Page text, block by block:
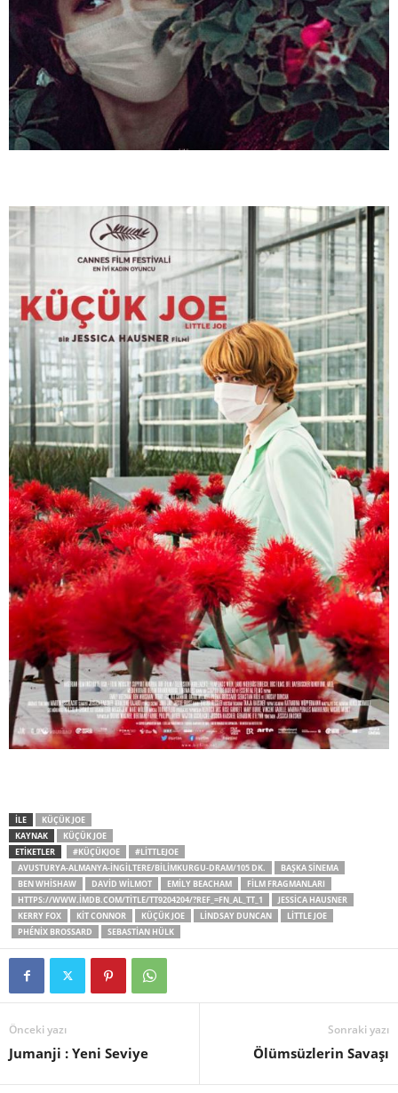
İLE
KÜÇÜK JOE
KAYNAK
KÜÇÜK JOE
ETİKETLER
#KÜÇÜKJOE
#LITTLEJOE
AVUSTURYA-ALMANYA-İNGILTERE/BILIMKURGU-DRAM/105 DK.
BAŞKA SİNEMA
BEN WHISHAW
DAVID WILMOT EMILY BEACHAM
FILM FRAGMANLARI
HTTPS://WWW.IMDB.COM/TITLE/TT9204204/?REF_=FN_AL_TT_1
JESSICA HAUSNER
KERRY FOX
KIT CONNOR KÜÇÜK JOE LINDSAY DUNCAN
LITTLE JOE
PHÉNIX BROSSARD
SEBASTIAN HÜLK
Önceki yazı
Jumanji : Yeni Seviye
Sonraki yazı
Ölümsüzlerin Savaşı